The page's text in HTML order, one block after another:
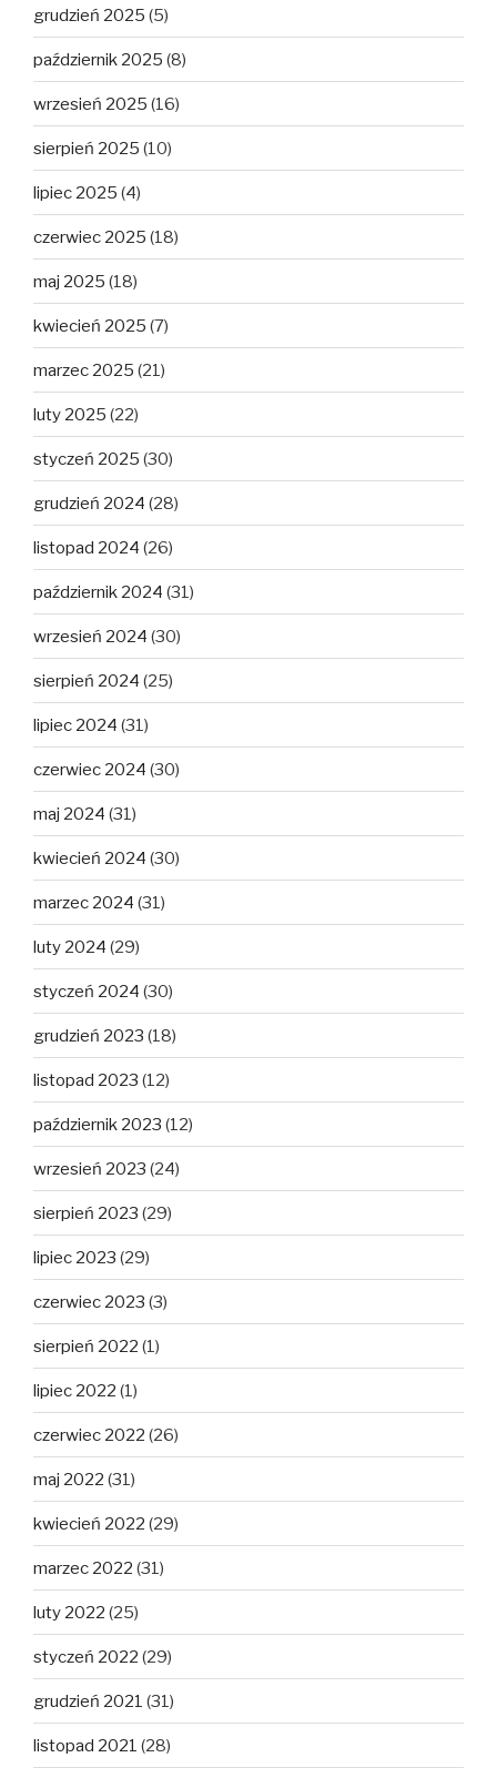
grudzień 2025 (5)
październik 2025 (8)
wrzesień 2025 (16)
sierpień 2025 (10)
lipiec 2025 (4)
czerwiec 2025 (18)
maj 2025 (18)
kwiecień 2025 (7)
marzec 2025 (21)
luty 2025 (22)
styczeń 2025 (30)
grudzień 2024 (28)
listopad 2024 (26)
październik 2024 (31)
wrzesień 2024 (30)
sierpień 2024 (25)
lipiec 2024 (31)
czerwiec 2024 (30)
maj 2024 (31)
kwiecień 2024 (30)
marzec 2024 (31)
luty 2024 (29)
styczeń 2024 (30)
grudzień 2023 (18)
listopad 2023 (12)
październik 2023 (12)
wrzesień 2023 (24)
sierpień 2023 (29)
lipiec 2023 (29)
czerwiec 2023 (3)
sierpień 2022 (1)
lipiec 2022 (1)
czerwiec 2022 (26)
maj 2022 (31)
kwiecień 2022 (29)
marzec 2022 (31)
luty 2022 (25)
styczeń 2022 (29)
grudzień 2021 (31)
listopad 2021 (28)